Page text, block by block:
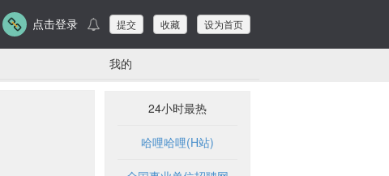
点击登录 提交 收藏 设为首页
我的
24小时最热
哈哩哈哩(H站)